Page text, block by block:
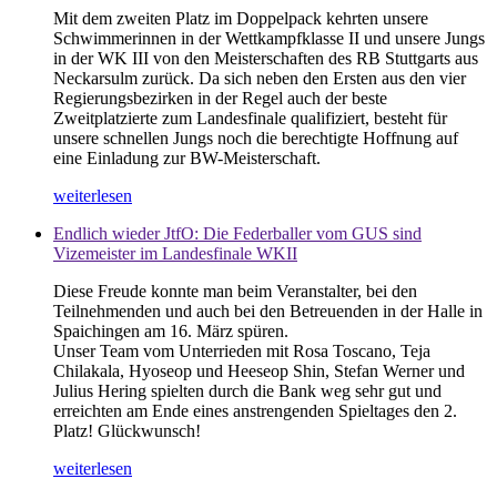
Mit dem zweiten Platz im Doppelpack kehrten unsere
Schwimmerinnen in der Wettkampfklasse II und unsere Jungs
in der WK III von den Meisterschaften des RB Stuttgarts aus
Neckarsulm zurück. Da sich neben den Ersten aus den vier
Regierungsbezirken in der Regel auch der beste
Zweitplatzierte zum Landesfinale qualifiziert, besteht für
unsere schnellen Jungs noch die berechtigte Hoffnung auf
eine Einladung zur BW-Meisterschaft.
weiterlesen
Endlich wieder JtfO: Die Federballer vom GUS sind
Vizemeister im Landesfinale WKII
Diese Freude konnte man beim Veranstalter, bei den
Teilnehmenden und auch bei den Betreuenden in der Halle in
Spaichingen am 16. März spüren.
Unser Team vom Unterrieden mit Rosa Toscano, Teja
Chilakala, Hyoseop und Heeseop Shin, Stefan Werner und
Julius Hering spielten durch die Bank weg sehr gut und
erreichten am Ende eines anstrengenden Spieltages den 2.
Platz! Glückwunsch!
weiterlesen